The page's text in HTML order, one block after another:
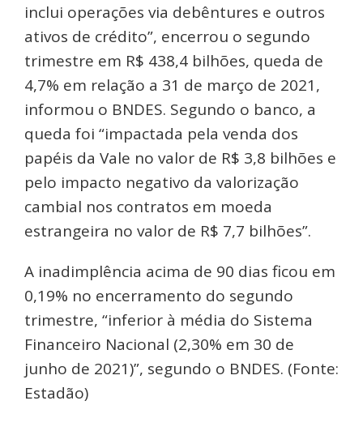
inclui operações via debêntures e outros
ativos de crédito”, encerrou o segundo
trimestre em R$ 438,4 bilhões, queda de
4,7% em relação a 31 de março de 2021,
informou o BNDES. Segundo o banco, a
queda foi “impactada pela venda dos
papéis da Vale no valor de R$ 3,8 bilhões e
pelo impacto negativo da valorização
cambial nos contratos em moeda
estrangeira no valor de R$ 7,7 bilhões”.
A inadimplência acima de 90 dias ficou em
0,19% no encerramento do segundo
trimestre, “inferior à média do Sistema
Financeiro Nacional (2,30% em 30 de
junho de 2021)”, segundo o BNDES. (Fonte:
Estadão)